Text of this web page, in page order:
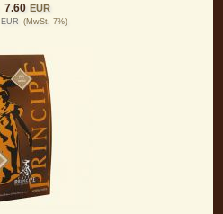
7.60 EUR
EUR (MwSt. 7%)